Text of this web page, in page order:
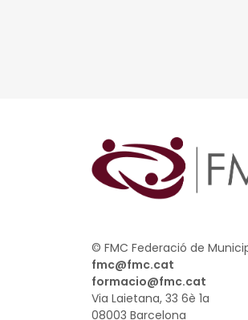
© FMC Federació de
fmc@fmc.cat
formacio@fmc.cat
Via Laietana, 33 6è 1a
08003 Barcelona